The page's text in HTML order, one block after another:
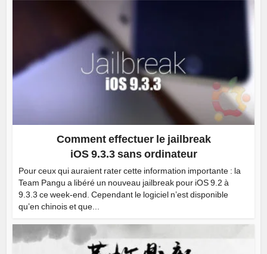
Comment effectuer le jailbreak
iOS 9.3.3 sans ordinateur
Pour ceux qui auraient rater cette information importante : la
Team Pangu a libéré un nouveau jailbreak pour iOS 9.2 à
9.3.3 ce week-end. Cependant le logiciel n’est disponible
qu’en chinois et que...